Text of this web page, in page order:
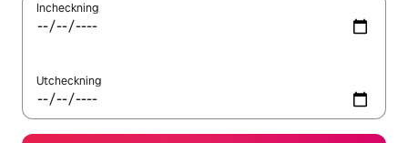
Incheckning
Utcheckning